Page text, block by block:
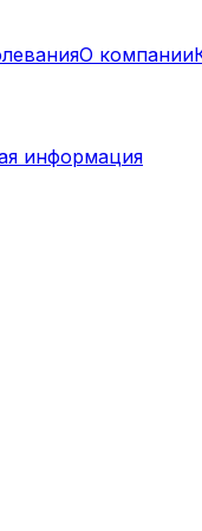
О компании
информация